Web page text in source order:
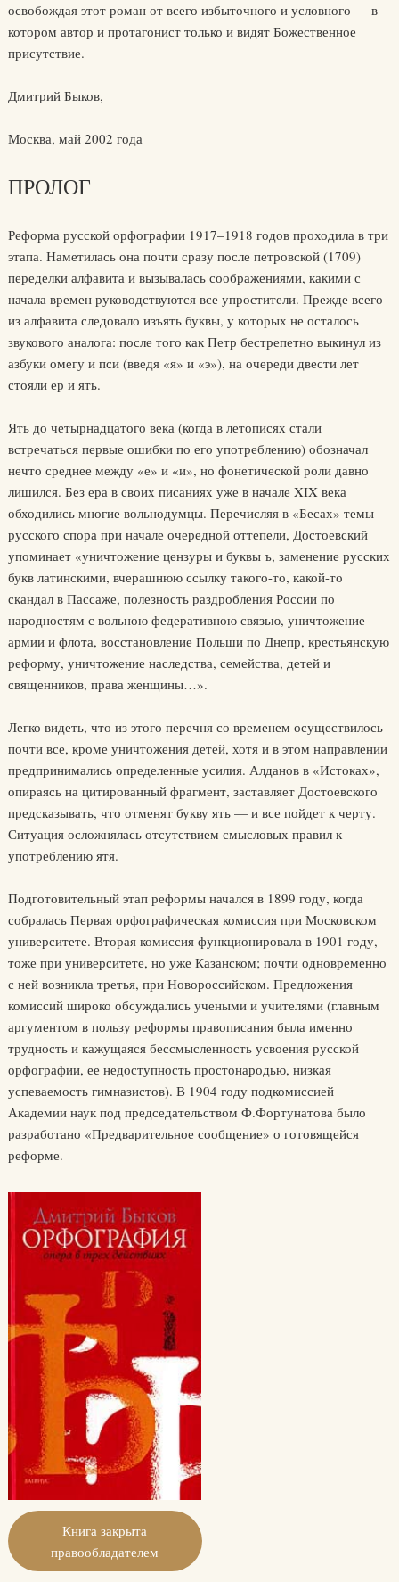
освобождая этот роман от всего избыточного и условного — в
котором автор и протагонист только и видят Божественное
присутствие.
Дмитрий Быков,
Москва, май 2002 года
ПРОЛОГ
Реформа русской орфографии 1917–1918 годов проходила в три
этапа. Наметилась она почти сразу после петровской (1709)
переделки алфавита и вызывалась соображениями, какими с
начала времен руководствуются все упростители. Прежде всего
из алфавита следовало изъять буквы, у которых не осталось
звукового аналога: после того как Петр бестрепетно выкинул из
азбуки омегу и пси (введя «я» и «э»), на очереди двести лет
стояли ер и ять.
Ять до четырнадцатого века (когда в летописях стали
встречаться первые ошибки по его употреблению) обозначал
нечто среднее между «е» и «и», но фонетической роли давно
лишился. Без ера в своих писаниях уже в начале XIX века
обходились многие вольнодумцы. Перечисляя в «Бесах» темы
русского спора при начале очередной оттепели, Достоевский
упоминает «уничтожение цензуры и буквы ъ, заменение русских
букв латинскими, вчерашнюю ссылку такого-то, какой-то
скандал в Пассаже, полезность раздробления России по
народностям с вольною федеративною связью, уничтожение
армии и флота, восстановление Польши по Днепр, крестьянскую
реформу, уничтожение наследства, семейства, детей и
священников, права женщины…».
Легко видеть, что из этого перечня со временем осуществилось
почти все, кроме уничтожения детей, хотя и в этом направлении
предпринимались определенные усилия. Алданов в «Истоках»,
опираясь на цитированный фрагмент, заставляет Достоевского
предсказывать, что отменят букву ять — и все пойдет к черту.
Ситуация осложнялась отсутствием смысловых правил к
употреблению ятя.
Подготовительный этап реформы начался в 1899 году, когда
собралась Первая орфографическая комиссия при Московском
университете. Вторая комиссия функционировала в 1901 году,
тоже при университете, но уже Казанском; почти одновременно
с ней возникла третья, при Новороссийском. Предложения
комиссий широко обсуждались учеными и учителями (главным
аргументом в пользу реформы правописания была именно
трудность и кажущаяся бессмысленность усвоения русской
орфографии, ее недоступность простонародью, низкая
успеваемость гимназистов). В 1904 году подкомиссией
Академии наук под председательством Ф.Фортунатова было
разработано «Предварительное сообщение» о готовящейся
реформе.
Книга закрыта
правообладателем